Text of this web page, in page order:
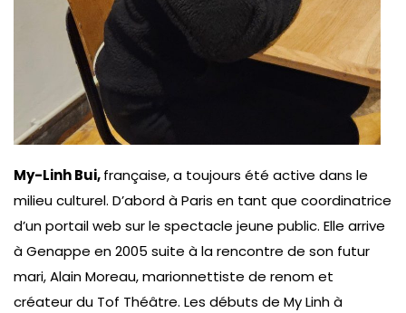
My-Linh Bui,française, a toujours été active dans le
milieu culturel. D’abord à Paris en tant que coordinatrice
d’un portail web sur le spectacle jeune public. Elle arrive
à Genappe en 2005 suite à la rencontre de son futur
mari, Alain Moreau, marionnettiste de renom et
créateur du Tof Théâtre. Les débuts de My Linh à